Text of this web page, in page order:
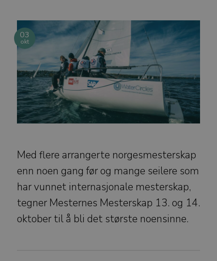
03
okt
Med flere arrangerte norgesmesterskap
enn noen gang før og mange seilere som
har vunnet internasjonale mesterskap,
tegner Mesternes Mesterskap 13. og 14.
oktober til å bli det største noensinne.